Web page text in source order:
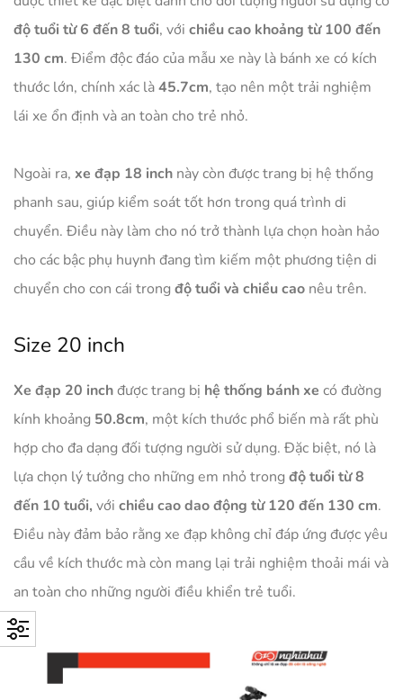
độ tuổi từ 6 đến 8 tuổi, với chiều cao khoảng từ 100 đến
130 cm. Điểm độc đáo của mẫu xe này là bánh xe có kích
thước lớn, chính xác là45.7cm, tạo nên một trải nghiệm
lái xe ổn định và an toàn cho trẻ nhỏ.
Ngoài ra, xe đạp 18 inch này còn được trang bị hệ thống
phanh sau, giúp kiểm soát tốt hơn trong quá trình di
chuyển. Điều này làm cho nó trở thành lựa chọn hoàn hảo
cho các bậc phụ huynh đang tìm kiếm một phương tiện di
chuyển cho con cái trongđộ tuổi và chiều cao nêu trên.
Size 20 inch
Xe đạp 20 inchđược trang bị hệ thống bánh xe có đường
kính khoảng 50.8cm, một kích thước phổ biến mà rất phù
hợp cho đa dạng đối tượng người sử dụng. Đặc biệt, nó là
lựa chọn lý tưởng cho những em nhỏ trongđộ tuổi từ 8
đến 10 tuổi, với chiều cao dao động từ 120 đến 130 cm.
Điều này đảm bảo rằng xe đạp không chỉ đáp ứng được yêu
cầu về kích thước mà còn mang lại trải nghiệm thoải mái và
an toàn cho những người điều khiển trẻ tuổi.